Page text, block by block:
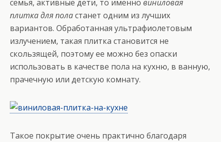
семья, активные дети, то именно виниловая
плитка для поластанет одним из лучших
вариантов. Обработанная ультрафиолетовым
излучением, такая плитка становится не
скользящей, поэтому ее можно без опаски
использовать в качестве пола на кухню, в ванную,
прачечную или детскую комнату.
Такое покрытие очень практично благодаря